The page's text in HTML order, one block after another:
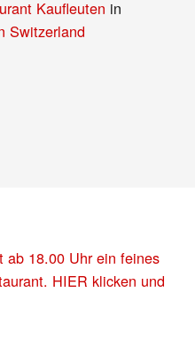
Kaufleuten in
Switzerland
ab 18.00 Uhr ein feines
HIER klicken und